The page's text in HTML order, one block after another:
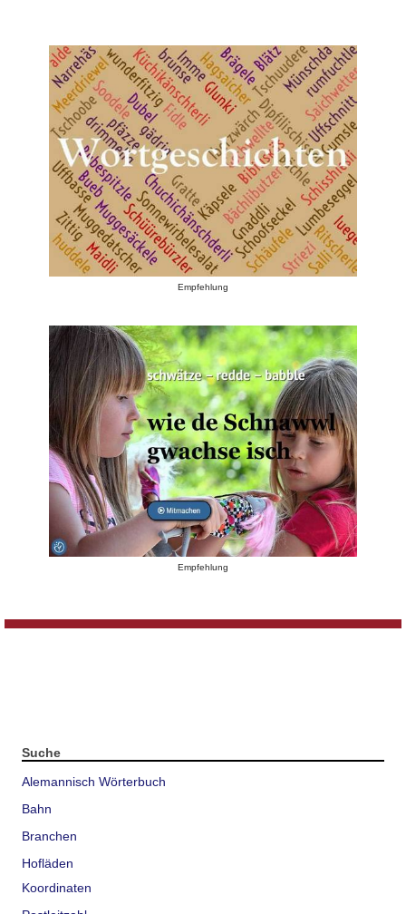
Empfehlung
Empfehlung
Suche
Alemannisch Wörterbuch
Bahn
Branchen
Hofläden
Koordinaten